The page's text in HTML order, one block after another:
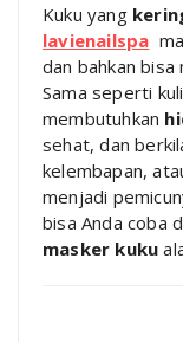
Kuku yang
lavienailspa
dan bahkan bisa
Sama seperti
membutuhkan
sehat, dan
kelembapan,
menjadi
bisa Anda coba
masker kuku